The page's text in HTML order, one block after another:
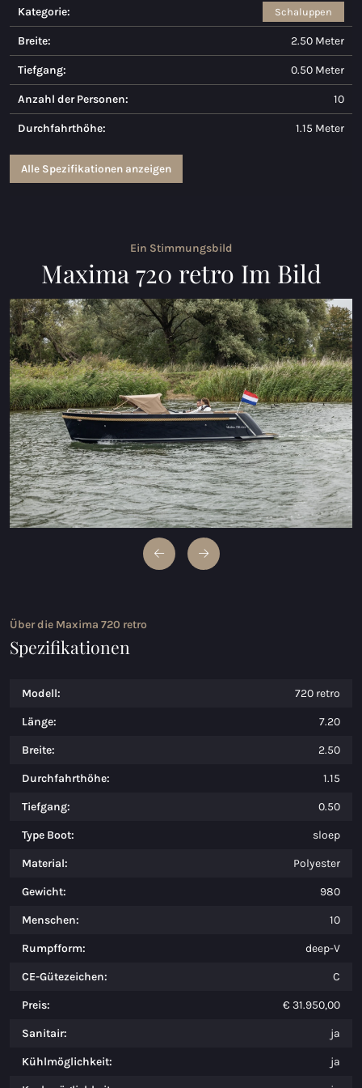
Maxima 730
Maxima 730I
Maxima 820 retro
Maxima 920 cabin
Maxima 650 Flying Lounge
Elektrischen Schaluppen
Maxima 490 XL Elektrisch
Maxima 550 Elektrisch
Maxima 600 Elektrisch
Maxima 620 MC Elektrisch
Maxima 630 Elektrisch
Maxima 720 retro Elektrisch
Maxima 820 retro Elektrisch
Maxima 650 Flying Lounge Elektrisch
Alle Elektrischen modelle
Kategorie: Schaluppen
Breite: 2.50 Meter
Tiefgang: 0.50 Meter
Anzahl der Personen: 10
Durchfahrthöhe: 1.15 Meter
Alle Spezifikationen anzeigen
Ein Stimmungsbild
Maxima 720 retro Im Bild
Über die Maxima 720 retro
Spezifikationen
Modell: 720 retro
Länge: 7.20
Breite: 2.50
Durchfahrthöhe: 1.15
Tiefgang: 0.50
Type Boot: sloep
Material: Polyester
Gewicht: 980
Menschen: 10
Rumpfform: deep-V
CE-Gütezeichen: C
Preis: € 31.950,00
Sanitair: ja
Kühlmöglichkeit: ja